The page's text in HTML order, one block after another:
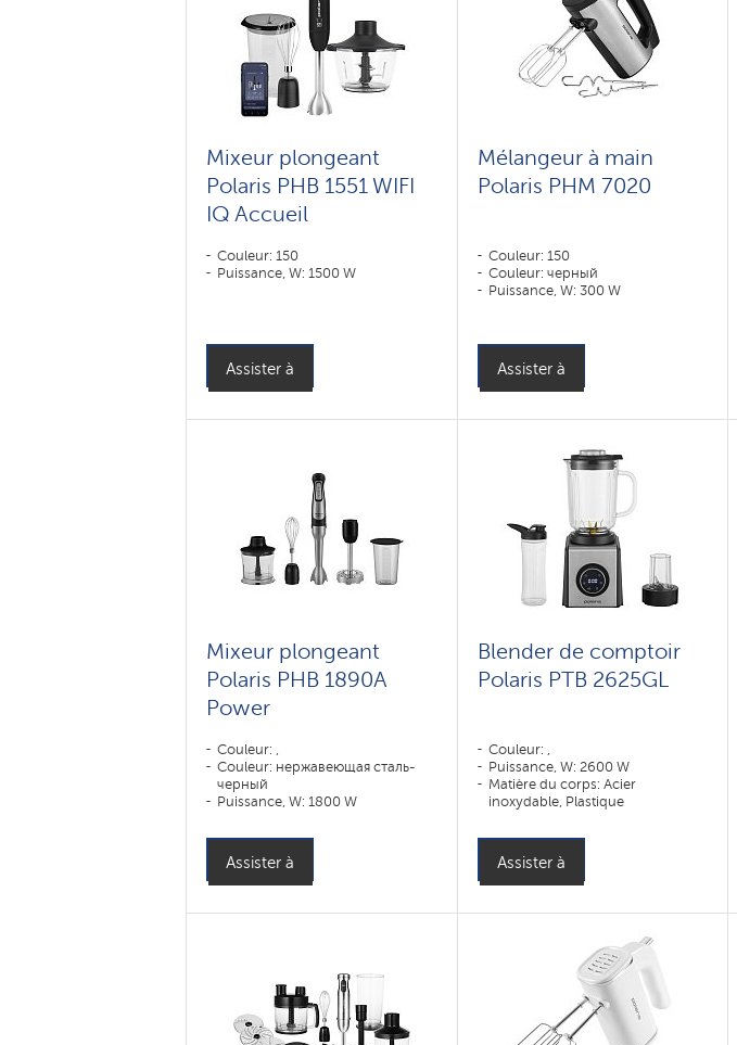
Mixeur plongeant
Polaris PHB 1551 WIFI
IQ Accueil
Couleur: 150
Puissance, W: 1500 W
Assister à
Mélangeur à main
Polaris PHM 7020
Couleur: 150
Couleur: черный
Puissance, W: 300 W
Assister à
Mixeur plongeant
Polaris PHB 1890A
Power
Couleur: ,
Couleur: нержавеющая сталь-
черный
Puissance, W: 1800 W
Assister à
Blender de comptoir
Polaris PTB 2625GL
Couleur: ,
Puissance, W: 2600 W
Matière du corps: Acier
inoxydable, Plastique
Assister à